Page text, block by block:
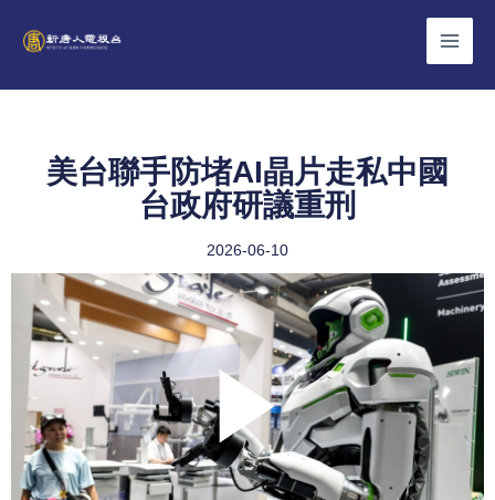
美台聯手防堵AI晶片走私中國
台政府研議重刑
2026-06-10
Play